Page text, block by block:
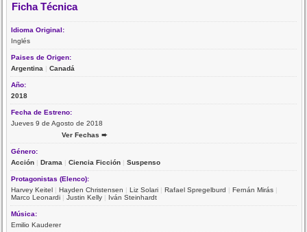
Ficha Técnica
Idioma Original:
Inglés
Paises de Origen:
Argentina |Canadá
Año:
2018
Fecha de Estreno:
Jueves 9 de Agosto de 2018
Ver Fechas ➨
Género:
Acción |Drama |Ciencia Ficción |Suspenso
Protagonistas (Elenco):
Harvey Keitel |Hayden Christensen |Liz Solari |Rafael Spregelburd |Fernán Mirás |
Marco Leonardi |Justin Kelly | Iván Steinhardt
Música:
Emilio Kauderer